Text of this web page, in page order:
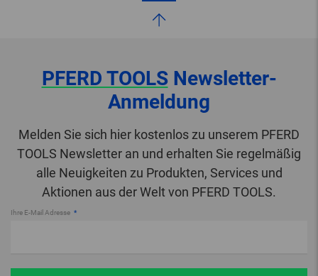
PFERD TOOLSNewsletter-
Anmeldung
Melden Sie sich hier kostenlos zu unserem PFERD
TOOLS Newsletter an und erhalten Sie regelmäßig
alle Neuigkeiten zu Produkten, Services und
Aktionen aus der Welt von PFERD TOOLS.
Ihre E-Mail Adresse